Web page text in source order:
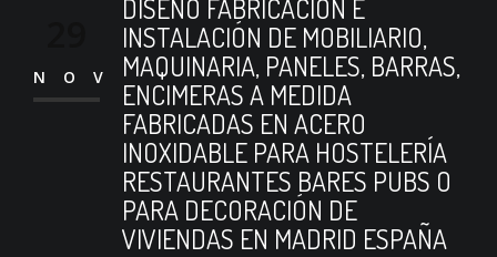
NOV
DISEÑO FABRICACIÓN E
INSTALACIÓN DE MOBILIARIO,
MAQUINARIA, PANELES, BARRAS,
ENCIMERAS A MEDIDA
FABRICADAS EN ACERO
INOXIDABLE PARA HOSTELERÍA
RESTAURANTES BARES PUBS O
PARA DECORACIÓN DE
VIVIENDAS EN MADRID ESPAÑA